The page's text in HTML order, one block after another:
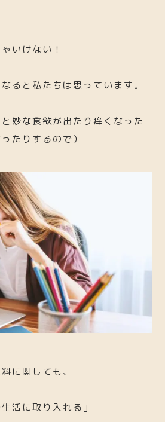
いけない！
ると私たちは思っています。
と妙な食欲が出たり痒くなった
たりするので）
に関しても、
活に取り入れる」